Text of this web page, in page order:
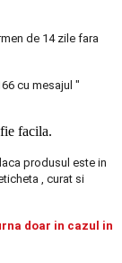
de 14 zile fara
cu mesajul "
facila.
produsul este in
, curat si
doar in cazul in